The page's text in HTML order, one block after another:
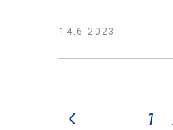
14.6.2023
1